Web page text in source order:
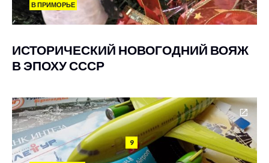
В ПРИМОРЬЕ
ИСТОРИЧЕСКИЙ НОВОГОДНИЙ ВОЯЖ
В ЭПОХУ СССР
9